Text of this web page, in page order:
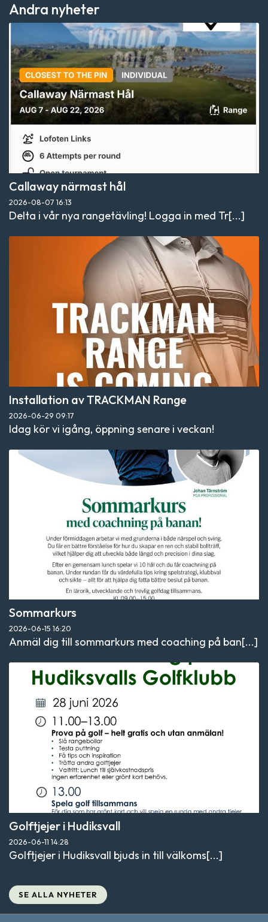
Andra nyheter
Callaway närmast hål
2026-08-07 16:13
Delta i vår nya rangetävling! Logga in med Tr[...]
Installation av TRACKMAN Range
2026-06-29 09:17
Idag kör vi igång, öppning senare i veckan!
Sommarkurs
2026-06-15 16:20
Anmäl dig till sommarkurs med coaching på ban[...]
Golftjejer i Hudiksvall
2026-06-11 14:28
Golftjejer i Hudiksvall bjuds in till välkoms[...]
SE ALLA NYHETER